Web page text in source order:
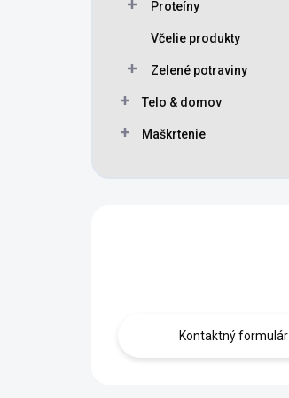
Proteíny
Včelie produkty
Zelené potraviny
Telo & domov
Maškrtenie
Kontaktný formulár